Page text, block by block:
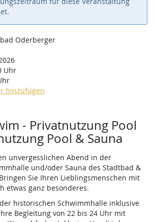
Oderberger
Uhr
hinzufügen
- Privatnutzung Pool
Pool & Sauna
unvergesslichen Abend in der
und/oder Sauna des Stadtbad &
Sie Ihren Lieblingsmenschen mit
etwas ganz besonderes.
historischen Schwimmhalle inklusive
Begleitung von 22 bis 24 Uhr mit